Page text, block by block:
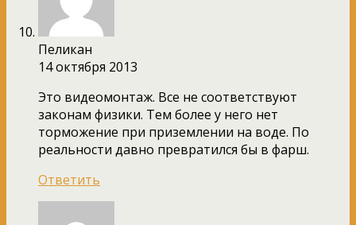
Пеликан
14 октября 2013
Это видеомонтаж. Все не соответствуют
законам физики. Тем более у него нет
торможение при приземлении на воде. По
реальности давно превратился бы в фарш.
Ответить